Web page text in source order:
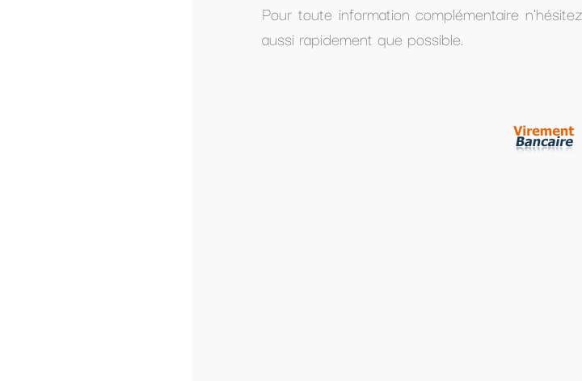
Pour toute information complémentaire n'hésitez pas à nous envoyer un
aussi rapidement que possible.